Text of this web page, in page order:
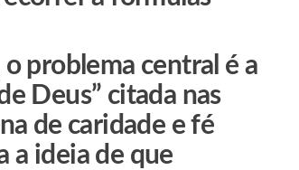
problema central é a
Deus” citada nas
de caridade e fé
a ideia de que